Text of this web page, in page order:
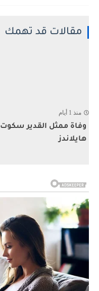
مقالات قد تهمك
منذ 1 أيام
وفاة ممثل القدير سكوت
هايلاندز